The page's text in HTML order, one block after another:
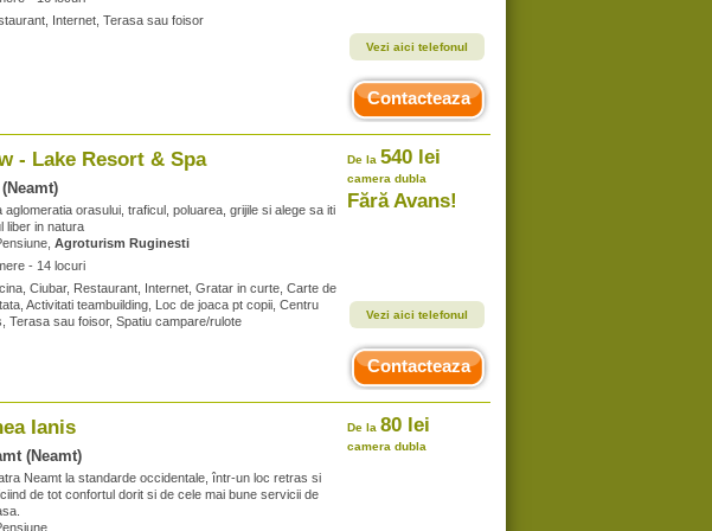
Internet, Terasa sau foisor
Vezi aici telefonul
Contacteaza
- Lake Resort & Spa
aglomeratia orasului, traficul, poluarea, grijile si alege sa iti
liber in natura
Agroturism Ruginesti
- 14 locuri
Ciubar, Restaurant, Internet, Gratar in curte, Carte de
Activitati teambuilding, Loc de joaca pt copii, Centru
Terasa sau foisor, Spatiu campare/rulote
De la 540 lei
camera dubla
Fără Avans!
Vezi aici telefonul
Contacteaza
Ianis
(Neamt)
Neamt la standarde occidentale, într-un loc retras si
de tot confortul dorit si de cele mai bune servicii de
De la 80 lei
camera dubla